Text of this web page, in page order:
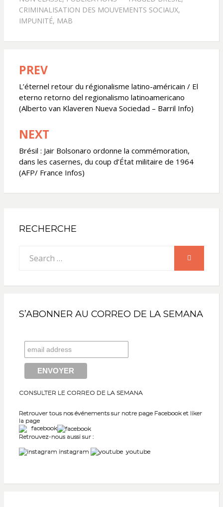
CRIMINALISATION DES MOUVEMENTS SOCIAUX,
IMPUNITÉ, MAB
Navigation
de
l’article
PREV
L’éternel retour du régionalisme latino-américain / El
eterno retorno del regionalismo latinoamericano
(Alberto van Klaveren Nueva Sociedad – Barril Info)
NEXT
Brésil : Jair Bolsonaro ordonne la commémoration,
dans les casernes, du coup d’État militaire de 1964
(AFP/ France Infos)
RECHERCHE
for:
SEARCH
S’ABONNER AU CORREO DE LA SEMANA
CONSULTER LE CORREO DE LA SEMANA
Retrouver tous nos événements sur notre page Facebook et liker
la page
facebook
Retrouvez-nous aussi sur :
instagram
youtube